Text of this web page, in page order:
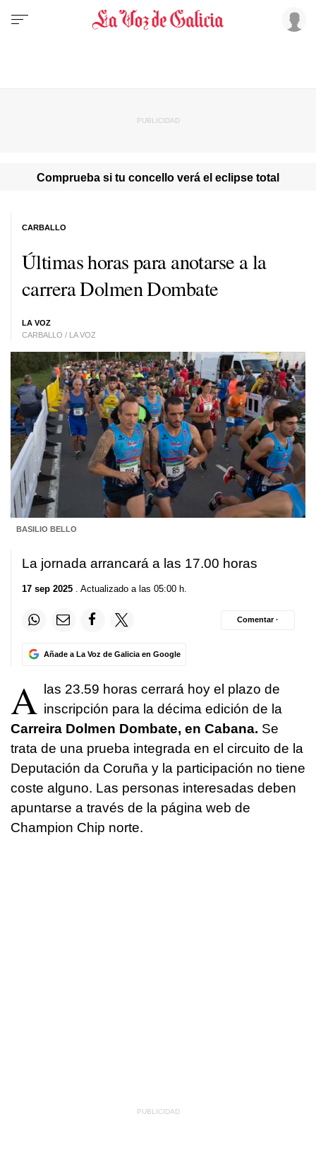
Comprueba si tu concello verá el eclipse total
Últimas horas para anotarse a la
carrera Dolmen Dombate
LA VOZ
CARBALLO / LA VOZ
CARBALLO
BASILIO BELLO
La jornada arrancará a las 17.00 horas
17 sep 2025 . Actualizado a las 05:00 h.
Añade a La Voz de Galicia en Google
Comentar ·
A las 23.59 horas cerrará hoy el plazo de
inscripción para la décima edición de la
Carreira Dolmen Dombate, en Cabana. Se
trata de una prueba integrada en el circuito de la
Deputación da Coruña y la participación no tiene
coste alguno. Las personas interesadas deben
apuntarse a través de la página web de
Champion Chip norte.